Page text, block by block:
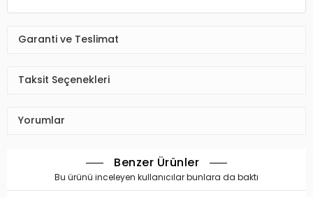
Garanti ve Teslimat
Taksit Seçenekleri
Yorumlar
Benzer Ürünler
Bu ürünü inceleyen kullanıcılar bunlara da baktı